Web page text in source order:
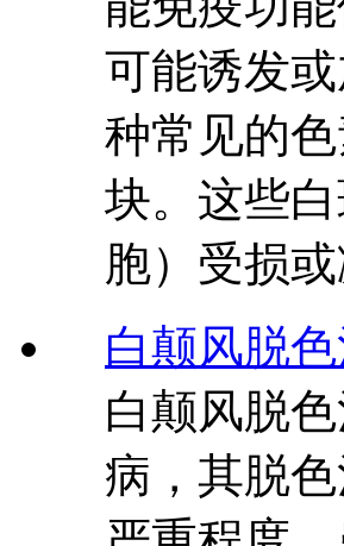
可能诱发
种常见的
块。这些
胞）受损
白颠风脱
白颠风脱
病，其脱